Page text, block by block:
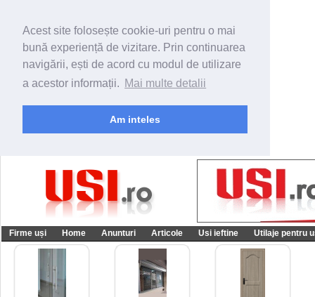
Acest site folosește cookie-uri pentru o mai
bună experiență de vizitare. Prin continuarea
navigării, ești de acord cu modul de utilizare
a acestor informații. Mai multe detalii
Am inteles
Firme uși Home Anunturi Articole Usi ieftine Utilaje pentru